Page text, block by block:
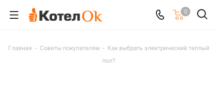
0
Главная - Советы покупателям - Как выбрать электрический теплый
пол?